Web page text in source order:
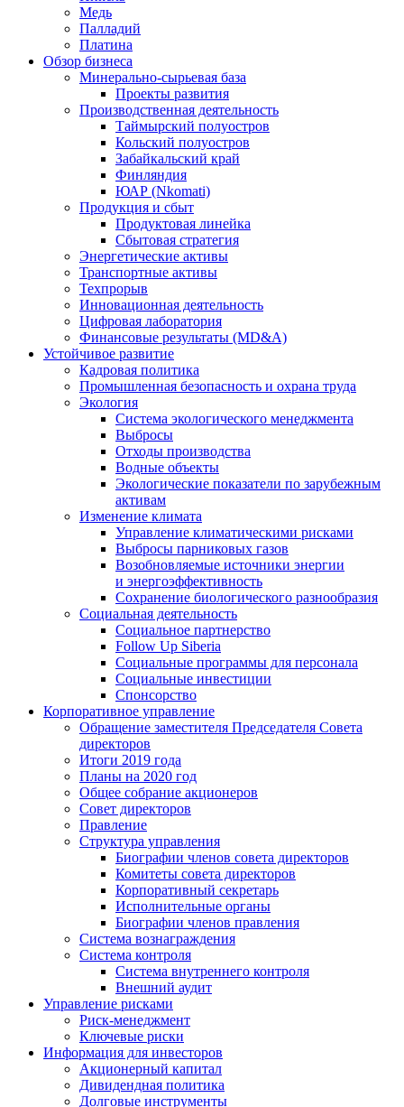
Медь
Палладий
Платина
Обзор бизнеса
Минерально-сырьевая база
Проекты развития
Производственная деятельность
Таймырский полуостров
Кольский полуостров
Забайкальский край
Финляндия
ЮАР (Nkomati)
Продукция и сбыт
Продуктовая линейка
Сбытовая стратегия
Энергетические активы
Транспортные активы
Техпрорыв
Инновационная деятельность
Цифровая лаборатория
Финансовые результаты (MD&A)
Устойчивое развитие
Кадровая политика
Промышленная безопасность и охрана труда
Экология
Система экологического менеджмента
Выбросы
Отходы производства
Водные объекты
Экологические показатели по зарубежным
активам
Изменение климата
Управление климатическими рисками
Выбросы парниковых газов
Возобновляемые источники энергии
и энергоэффективность
Сохранение биологического разнообразия
Социальная деятельность
Социальное партнерство
Follow Up Siberia
Социальные программы для персонала
Социальные инвестиции
Спонсорство
Корпоративное управление
Обращение заместителя Председателя Совета
директоров
Итоги 2019 года
Планы на 2020 год
Общее собрание акционеров
Совет директоров
Правление
Структура управления
Биографии членов совета директоров
Комитеты совета директоров
Корпоративный секретарь
Исполнительные органы
Биографии членов правления
Система вознаграждения
Система контроля
Система внутреннего контроля
Внешний аудит
Управление рисками
Риск-менеджмент
Ключевые риски
Информация для инвесторов
Акционерный капитал
Дивидендная политика
Долговые инструменты